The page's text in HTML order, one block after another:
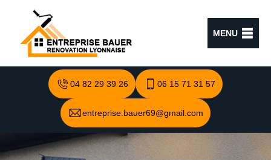
MENU
04 82 29 39 26 06 15 71 31 57
entreprise.bauer69@gmail.com